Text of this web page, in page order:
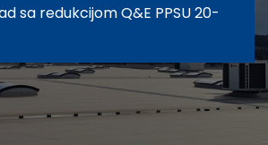
sa redukcijom Q&E PPSU 20-